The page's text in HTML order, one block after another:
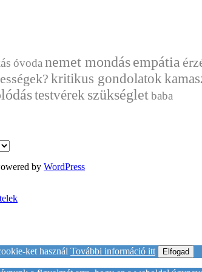
óvodanemet mondásempátia
kritikus gondolatok
testvérek szükségletbaba
by WordPress
ket használ További információ itt Elfogad